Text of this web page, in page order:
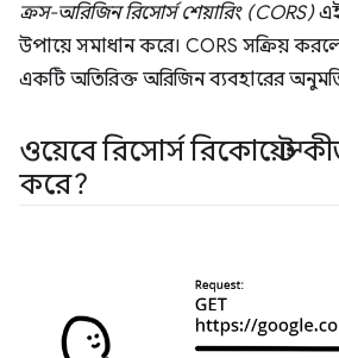
ক্রস-অরিজিন রিসোর্স শেয়ারিং (CORS)এই
উপায়ে সমাধান করে। CORS সক্রিয়
একটি অতিরিক্ত অরিজিন ব্যবহারের
ওয়েবে রিসোর্স রিকোয়েস্ট
করে?